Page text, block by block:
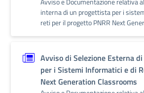
interna di un progettista per i
reti per il progetto PNRR Next
Avviso di Selezione Esterna
per i Sistemi Informatici e di
Next Generation Classrooms